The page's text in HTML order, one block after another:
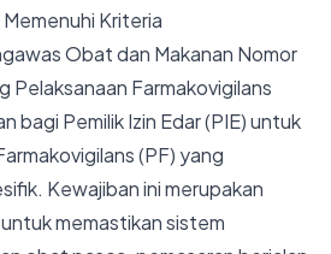
Kriteria
Obat dan Makanan Nomor
Pelaksanaan Farmakovigilans
bagi Pemilik Izin Edar (PIE) untuk
(PF) yang
Kewajiban ini merupakan
memastikan sistem